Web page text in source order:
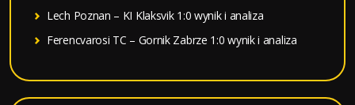
Lech Poznan – KI Klaksvik 1:0 wynik i analiza
Ferencvarosi TC – Gornik Zabrze 1:0 wynik i analiza